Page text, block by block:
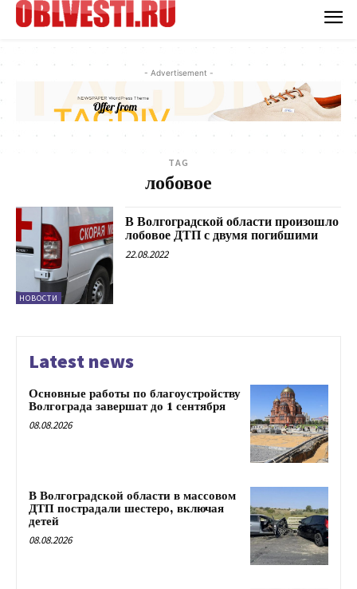
- Advertisement -
TAG
лобовое
НОВОСТИ
В Волгоградской области произошло
лобовое ДТП с двумя погибшими
22.08.2022
Latest news
Основные работы по благоустройству
Волгограда завершат до 1 сентября
08.08.2026
В Волгоградской области в массовом
ДТП пострадали шестеро, включая
детей
08.08.2026